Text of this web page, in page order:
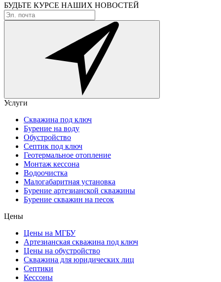
БУДЬТЕ КУРСЕ НАШИХ НОВОСТЕЙ
Услуги
Скважина под ключ
Бурение на воду
Обустройство
Септик под ключ
Геотермальное отопление
Монтаж кессона
Водоочистка
Малогабаритная установка
Бурение артезианской скважины
Бурение скважин на песок
Цены
Цены на МГБУ
Артезианская скважина под ключ
Цены на обустройство
Скважина для юридических лиц
Септики
Кессоны